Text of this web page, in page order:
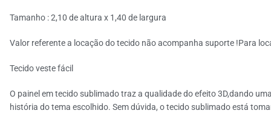
Tamanho : 2,10 de altura x 1,40 de largura
Valor referente a locação do tecido não acompanha suporte !Para
Tecido veste fácil
O painel em tecido sublimado traz a qualidade do efeito 3D,dando
história do tema escolhido. Sem dúvida, o tecido sublimado está